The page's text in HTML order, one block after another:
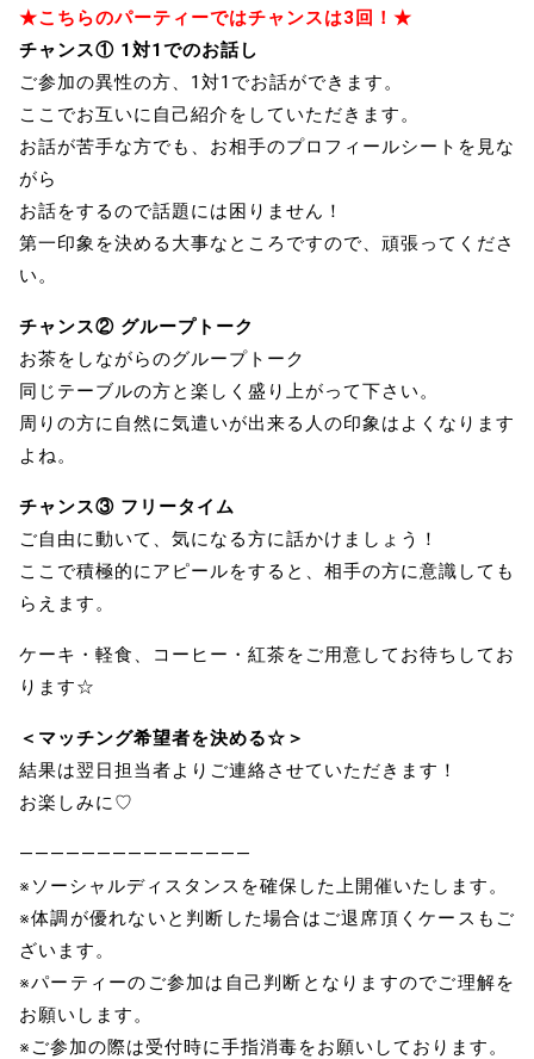
★こちらのパーティーではチャンスは3回！★
チャンス① 1対1でのお話し
ご参加の異性の方、1対1でお話ができます。
ここでお互いに自己紹介をしていただきます。
お話が苦手な方でも、お相手のプロフィールシートを見な
がら
お話をするので話題には困りません！
第一印象を決める大事なところですので、頑張ってくださ
い。
チャンス② グループトーク
お茶をしながらのグループトーク
同じテーブルの方と楽しく盛り上がって下さい。
周りの方に自然に気遣いが出来る人の印象はよくなります
よね。
チャンス③ フリータイム
ご自由に動いて、気になる方に話かけましょう！
ここで積極的にアピールをすると、相手の方に意識しても
らえます。
ケーキ・軽食、コーヒー・紅茶をご用意してお待ちしてお
ります☆
＜マッチング希望者を決める☆＞
結果は翌日担当者よりご連絡させていただきます！
お楽しみに♡
———————————————
※ソーシャルディスタンスを確保した上開催いたします。
※体調が優れないと判断した場合はご退席頂くケースもご
ざいます。
※パーティーのご参加は自己判断となりますのでご理解を
お願いします。
※ご参加の際は受付時に手指消毒をお願いしております。